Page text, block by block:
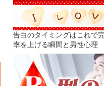
告白のタイミングはこれで
率を上げる瞬間と男性心理